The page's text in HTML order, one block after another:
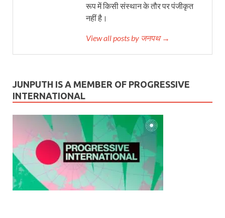
रूप में किसी संस्थान के तौर पर पंजीकृत
नहीं है।
View all posts by जनपथ →
JUNPUTH IS A MEMBER OF PROGRESSIVE
INTERNATIONAL